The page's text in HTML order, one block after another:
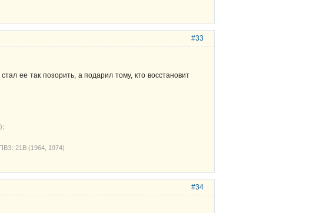
#33
ее так позорить, а подарил тому, кто восстановит
21В (1964, 1974)
#34